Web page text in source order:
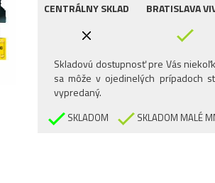
CENTRÁLNY SKLAD
BRATISLAVA
Skladovú dostupnosť pre Vás
sa môže v ojedinelých prípadoch
vypredaný.
SKLADOM SKLADOM MALÉ